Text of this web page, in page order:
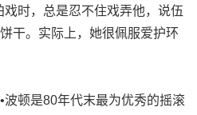
时，总是忍不住戏弄他，说伍
干。实际上，她很佩服爱护环
波顿是80年代末最为优秀的摇滚